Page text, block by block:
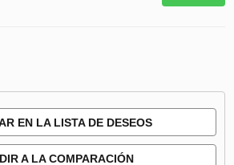
EN LA LISTA DE DESEOS
A LA COMPARACIÓN